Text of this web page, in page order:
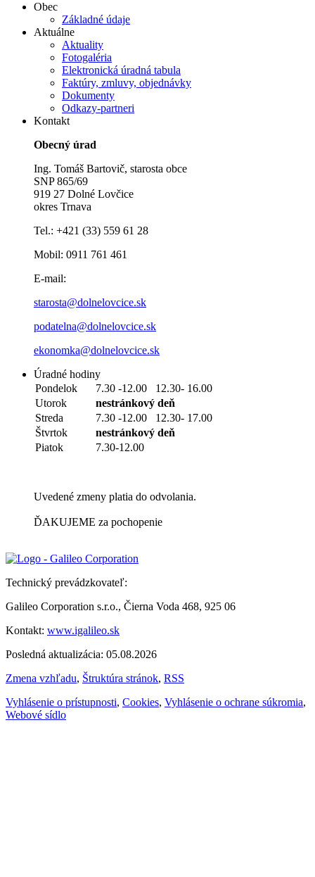
Obec
Základné údaje
Aktuálne
Aktuality
Fotogaléria
Elektronická úradná tabula
Faktúry, zmluvy, objednávky
Dokumenty
Odkazy-partneri
Kontakt
Obecný úrad
Ing. Tomáš Bartovič, starosta obce
SNP 865/69
919 27 Dolné Lovčice
okres Trnava
Tel.: +421 (33) 559 61 28
Mobil: 0911 761 461
E-mail:
starosta@dolnelovcice.sk
podatelna@dolnelovcice.sk
ekonomka@dolnelovcice.sk
Úradné hodiny
Pondelok
7.30 -12.00 12.30- 16.00
Utorok
nestránkový deň
Streda
7.30 -12.00 12.30- 17.00
Štvrtok
nestránkový deň
Piatok
7.30-12.00
Uvedené zmeny platia do odvolania.
ĎAKUJEME za pochopenie
Technický prevádzkovateľ:
Galileo Corporation s.r.o., Čierna Voda 468, 925 06
Kontakt: www.igalileo.sk
Posledná aktualizácia: 05.08.2026
Zmena vzhľadu, Štruktúra stránok, RSS
Vyhlásenie o prístupnosti, Cookies, Vyhlásenie o ochrane súkromia,
Webové sídlo